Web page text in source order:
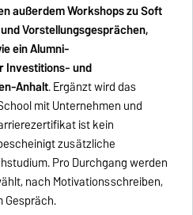
außerdem Workshops zu Soft
Vorstellungsgesprächen,
ein Alumni-
Investitions- und
Anhalt. Ergänzt wird das
mit Unternehmen und
ist kein
zusätzliche
Pro Durchgang werden
nach Motivationsschreiben,
Gespräch.